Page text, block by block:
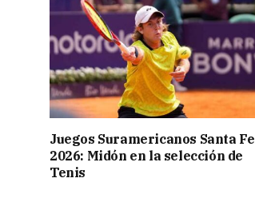
Juegos Suramericanos Santa Fe
2026: Midón en la selección de
Tenis